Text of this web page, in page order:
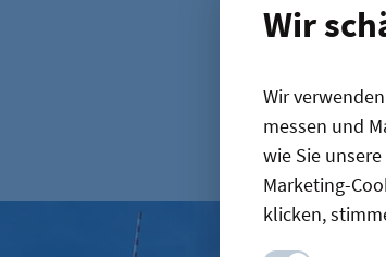
Wir
Wir
messen und
wie Sie
Marketing-
klicken,
Verwaltungsreform: Zuständigkeitskatalog